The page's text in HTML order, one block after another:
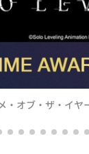
オブ・ザ・イヤ